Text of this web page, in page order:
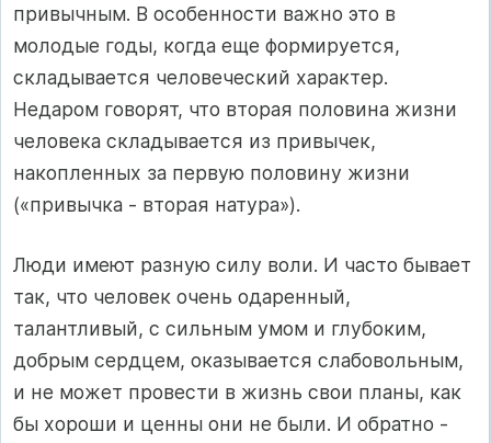
привычным. В особенности важно это в
молодые годы, когда еще формируется,
складывается человеческий характер.
Недаром говорят, что вторая половина жизни
человека складывается из привычек,
накопленных за первую половину жизни
(«привычка - вторая натура»).
Люди имеют разную силу воли. И часто бывает
так, что человек очень одаренный,
талантливый, с сильным умом и глубоким,
добрым сердцем, оказывается слабовольным,
и не может провести в жизнь свои планы, как
бы хороши и ценны они не были. И обратно -